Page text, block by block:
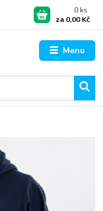
Menu
0 ks
za 0,00 Kč